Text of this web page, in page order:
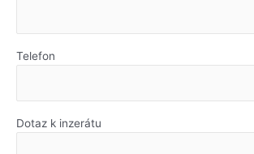
Telefon
Dotaz k inzerátu